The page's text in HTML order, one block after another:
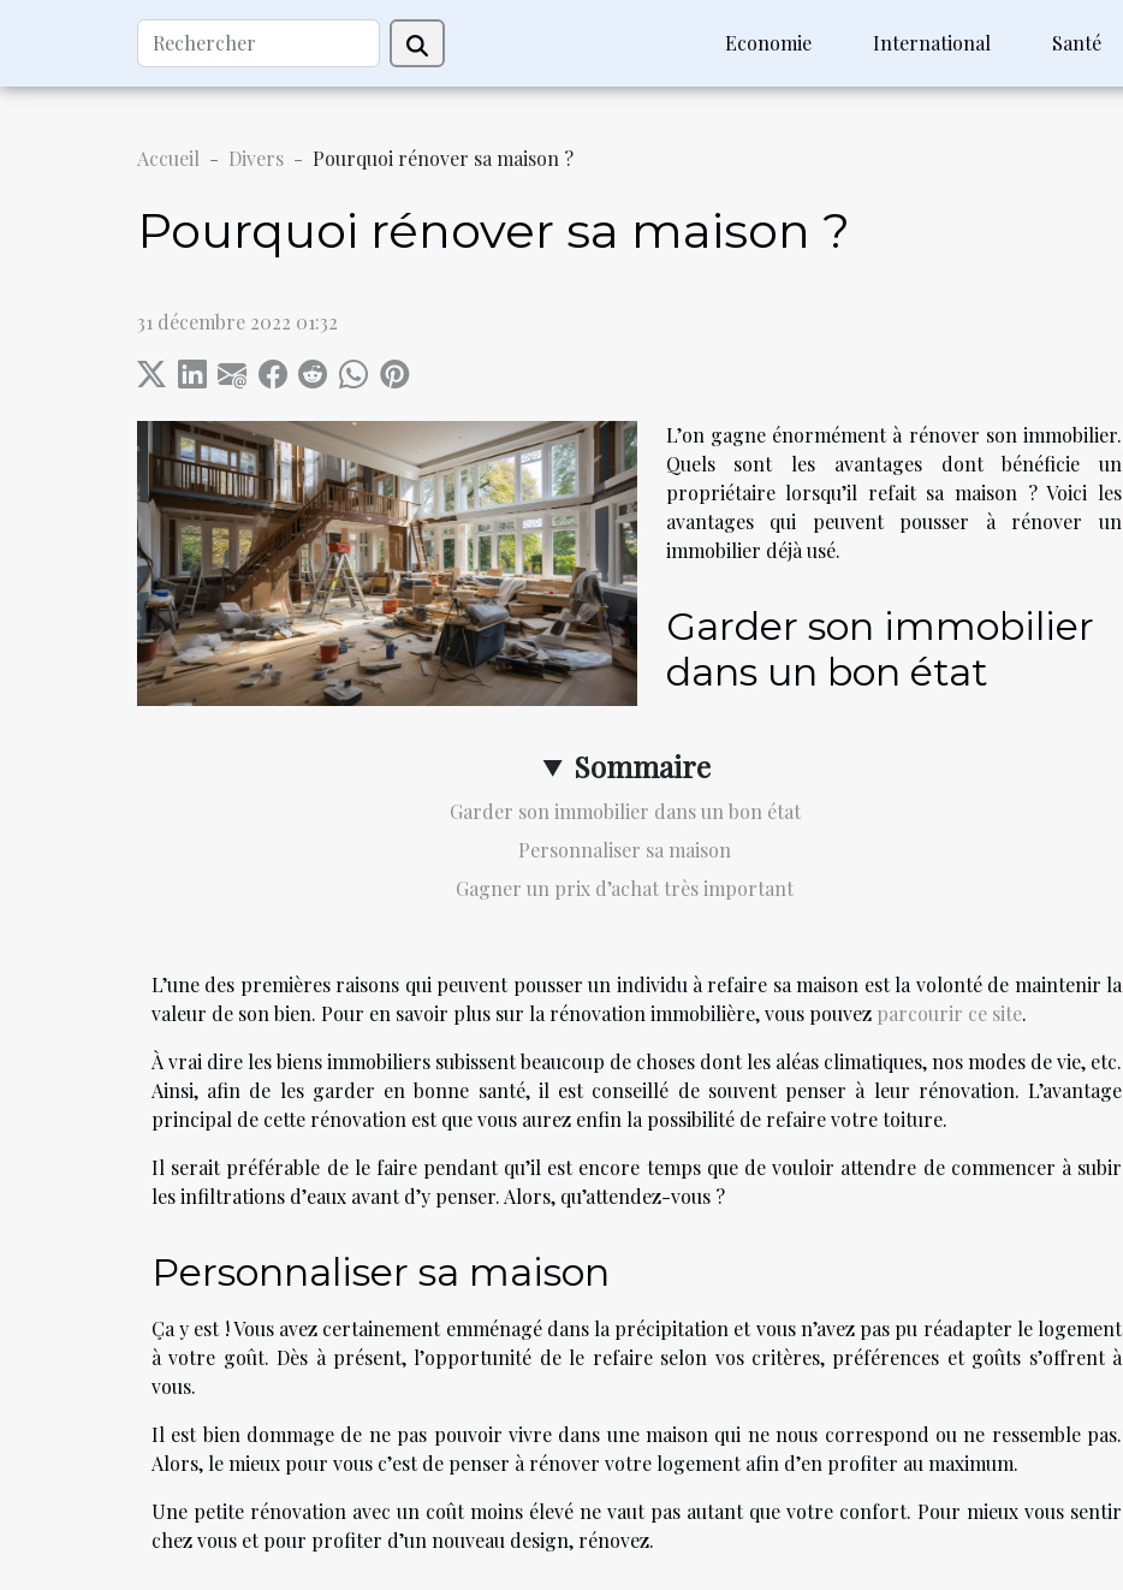
Economie International Santé
Accueil Divers Pourquoi rénover sa maison ?
Pourquoi rénover sa maison ?
31 décembre 2022 01:32
Sommaire
Garder son immobilier dans un bon état
Personnaliser sa maison
Gagner un prix d’achat très important
L’on gagne énormément à rénover son immobilier.
Quels sont les avantages dont bénéficie un
propriétaire lorsqu’il refait sa maison ? Voici les
avantages qui peuvent pousser à rénover un
immobilier déjà usé.
Garder son immobilier
dans un bon état
L’une des premières raisons qui peuvent pousser un individu à refaire sa maison est la volonté de maintenir la
valeur de son bien. Pour en savoir plus sur la rénovation immobilière, vous pouvez parcourir ce site.
À vrai dire les biens immobiliers subissent beaucoup de choses dont les aléas climatiques, nos modes de vie, etc.
Ainsi, afin de les garder en bonne santé, il est conseillé de souvent penser à leur rénovation. L’avantage
principal de cette rénovation est que vous aurez enfin la possibilité de refaire votre toiture.
Il serait préférable de le faire pendant qu’il est encore temps que de vouloir attendre de commencer à subir
les infiltrations d’eaux avant d’y penser. Alors, qu’attendez-vous ?
Personnaliser sa maison
Ça y est ! Vous avez certainement emménagé dans la précipitation et vous n’avez pas pu réadapter le logement
à votre goût. Dès à présent, l’opportunité de le refaire selon vos critères, préférences et goûts s’offrent à
vous.
Il est bien dommage de ne pas pouvoir vivre dans une maison qui ne nous correspond ou ne ressemble pas.
Alors, le mieux pour vous c’est de penser à rénover votre logement afin d’en profiter au maximum.
Une petite rénovation avec un coût moins élevé ne vaut pas autant que votre confort. Pour mieux vous sentir
chez vous et pour profiter d’un nouveau design, rénovez.